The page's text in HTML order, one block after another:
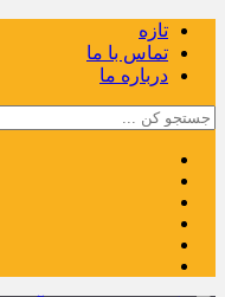
تازه
تماس با ما
درباره ما